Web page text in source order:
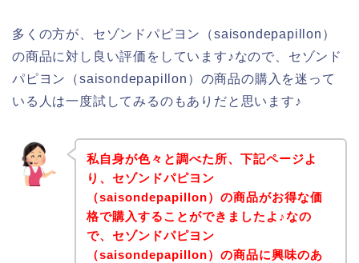
多くの方が、セゾンドパピヨン（saisondepapillon）
の商品に対し良い評価をしています♪なので、セゾンド
パピヨン（saisondepapillon）の商品の購入を迷って
いる人は一度試してみるのもありだと思います♪
私自身が色々と調べた所、下記ページよ
り、セゾンドパピヨン
（saisondepapillon）の商品がお得な価
格で購入することができましたよ♪なの
で、セゾンドパピヨン
（saisondepapillon）の商品に興味のあ